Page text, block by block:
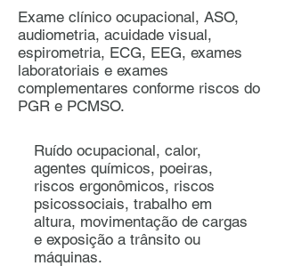
Exame clínico ocupacional, ASO,
audiometria, acuidade visual,
espirometria, ECG, EEG, exames
laboratoriais e exames
complementares conforme riscos do
PGR e PCMSO.
Ruído ocupacional, calor,
agentes químicos, poeiras,
riscos ergonômicos, riscos
psicossociais, trabalho em
altura, movimentação de cargas
e exposição a trânsito ou
máquinas.